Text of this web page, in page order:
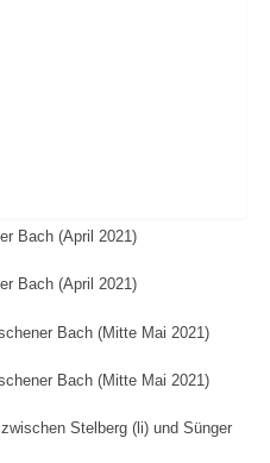
Bach (April 2021)
Bach (April 2021)
Bach (Mitte Mai 2021)
Bach (Mitte Mai 2021)
Stelberg (li) und Sünger